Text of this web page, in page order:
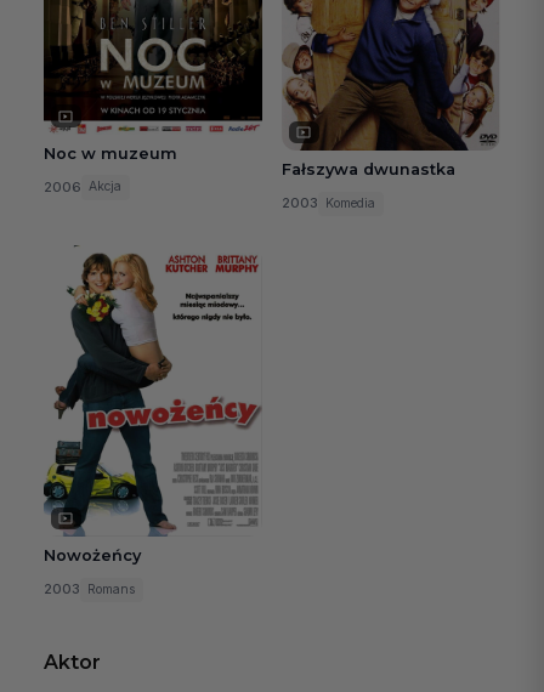
Noc w muzeum
2006 Akcja
Fałszywa dwunastka
2003 Komedia
Nowożeńcy
2003 Romans
Aktor